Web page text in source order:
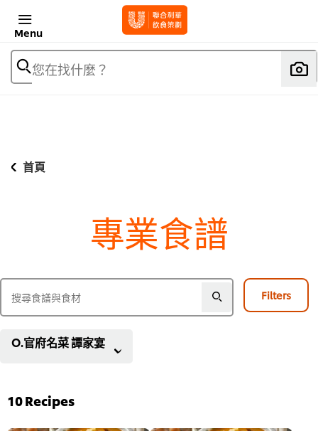
Menu
您在找什麼？
首頁
專業食譜
Filters
O.官府名菜 譚家宴
10Recipes